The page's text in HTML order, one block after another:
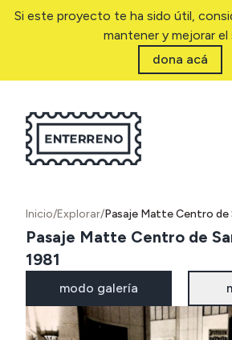
Si este proyecto te ha sido útil,
mantener y mejorar el
dona acá
Inicio/Explorar/Pasaje Matte Centro de
Pasaje Matte Centro de
1981
modo galería